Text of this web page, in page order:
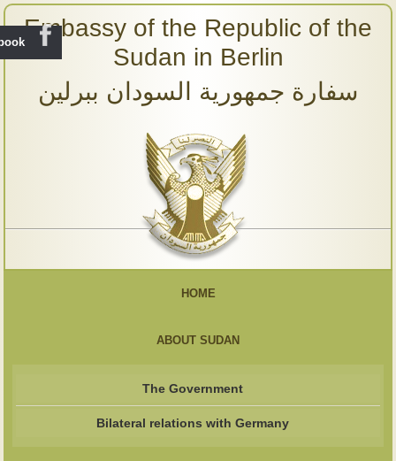
Embassy of the Republic of the
Sudan in Berlin
سفارة جمهورية السودان ببرلين
HOME
ABOUT SUDAN
The Government
Bilateral relations with Germany